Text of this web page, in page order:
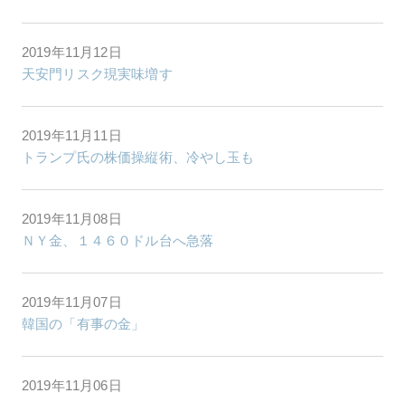
2019年11月12日
天安門リスク現実味増す
2019年11月11日
トランプ氏の株価操縦術、冷やし玉も
2019年11月08日
ＮＹ金、１４６０ドル台へ急落
2019年11月07日
韓国の「有事の金」
2019年11月06日